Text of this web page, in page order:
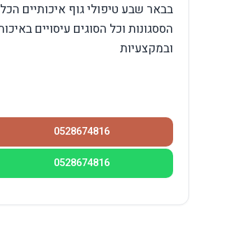
בבאר שבע טיפולי גוף איכותיים הכל
הססגונות וכל הסוגים עיסויים
ובמקצעיות
0528674816
0528674816